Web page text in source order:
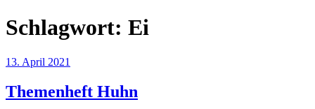
Schlagwort: Ei
Veröffentlicht
13. April 2021
Themenheft Huhn